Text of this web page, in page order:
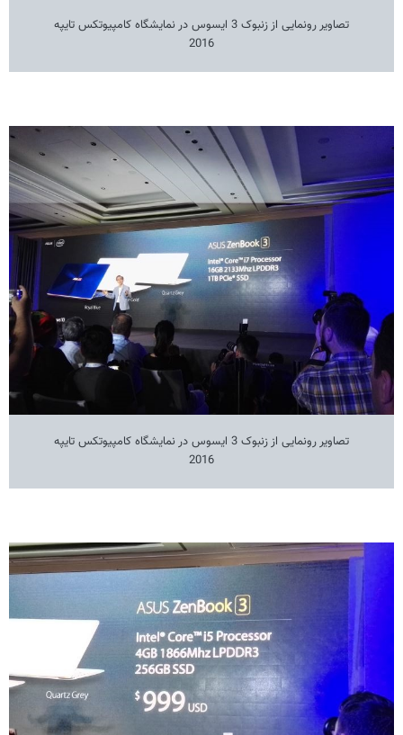
تصاویر رونمایی از زنبوک 3 ایسوس در نمایشگاه کامپیوتکس تایپه
2016
تصاویر رونمایی از زنبوک 3 ایسوس در نمایشگاه کامپیوتکس تایپه
2016